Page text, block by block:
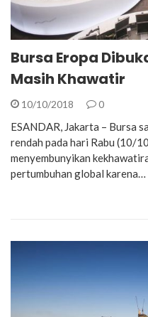
Bursa Eropa
Masih Khawatir
10/10/2018 0
ESANDAR, Jakarta – Bursa
rendah pada hari Rabu (10/
menyembunyikan
pertumbuhan global karena…